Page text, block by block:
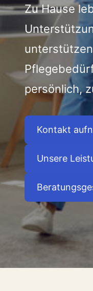
Zu Hause
persönlich,
Kontakt
Unsere